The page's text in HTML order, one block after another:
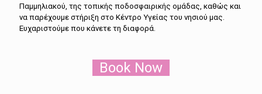
Παμμηλιακού, της τοπικής ποδοσφαιρικής ομάδας, καθώς και
να παρέχουμε στήριξη στο Κέντρο Υγείας του νησιού μας.
Ευχαριστούμε που κάνετε τη διαφορά.
Book Now